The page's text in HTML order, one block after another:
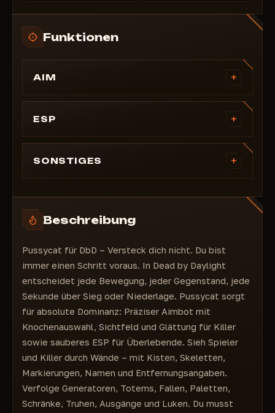
Funktionen
AIM +
Aimbot
Vektor-Aimbot
Glättung
Zielknochen
ESP +
BOX zeichnen
Skelett
Entfernung
BOX-Typ
Spurlinien-Typ
Objekte
Generator
Fallen
Paletten
Schrank
Fleischschrank
Ausgangstor
Fluchtluke
Truhe
SONSTIGES +
Schriftgröße Gegner
Schriftgröße Gegenstand
Beschreibung
Pussycat für DbD – Versteck dich nicht. Du bist
immer einen Schritt voraus. In Dead by Daylight
entscheidet jede Bewegung, jeder Gegenstand, jede
Sekunde über Sieg oder Niederlage. Pussycat sorgt
für absolute Dominanz: Präziser Aimbot mit
Knochenauswahl, Sichtfeld und Glättung für Killer
sowie sauberes ESP für Überlebende. Sieh Spieler
und Killer durch Wände – mit Kisten, Skeletten,
Markierungen, Namen und Entfernungsangaben.
Verfolge Generatoren, Totems, Fallen, Paletten,
Schränke, Truhen, Ausgänge und Luken. Du musst